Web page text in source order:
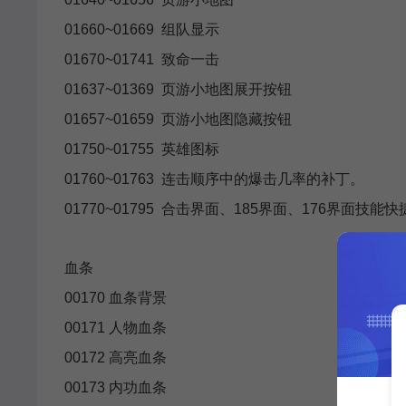
01660~01669 组队显示
01670~01741 致命一击
01637~01369 页游小地图展开按钮
01657~01659 页游小地图隐藏按钮
01750~01755 英雄图标
01760~01763 连击顺序中的爆击几率的补丁。
01770~01795 合击界面、185界面、176界面技能快
血条
00170 血条背景
00171 人物血条
00172 高亮血条
00173 内功血条